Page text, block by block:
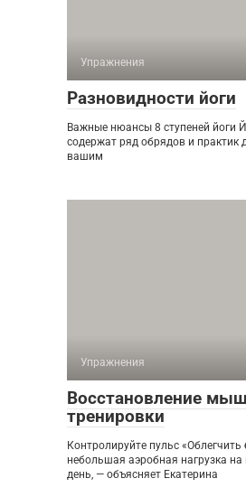
Упражнения
Разновидности йоги
Важные нюансы 8 ступеней йоги
содержат ряд обрядов и практик
вашим
Упражнения
Восстановление
тренировки
Контролируйте пульс
небольшая аэробная нагрузка на
день, — объясняет Екатерина